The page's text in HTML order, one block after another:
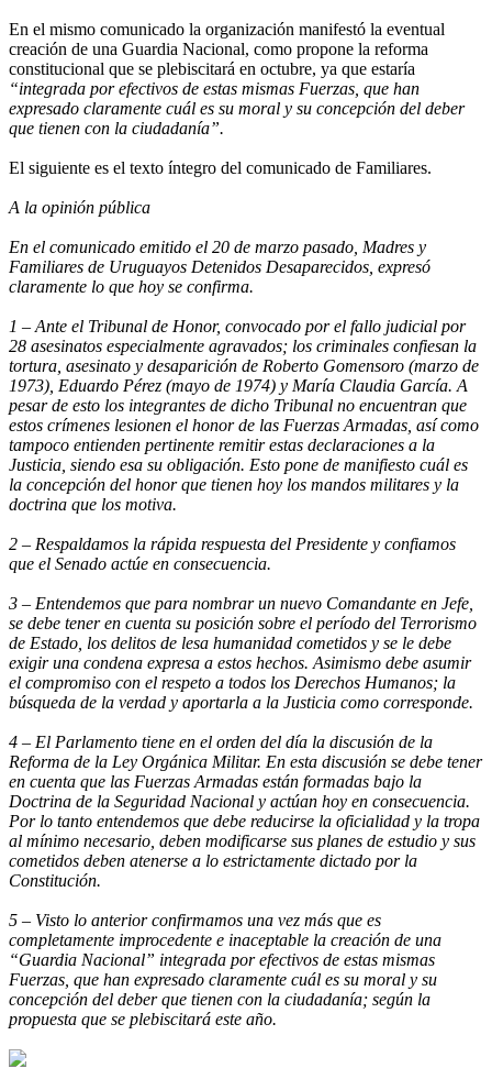
En el mismo comunicado la organización manifestó la eventual
creación de una Guardia Nacional, como propone la reforma
constitucional que se plebiscitará en octubre, ya que estaría
“integrada por efectivos de estas mismas Fuerzas, que han
expresado claramente cuál es su moral y su concepción del deber
que tienen con la ciudadanía”.
El siguiente es el texto íntegro del comunicado de Familiares.
A la opinión pública
En el comunicado emitido el 20 de marzo pasado, Madres y
Familiares de Uruguayos Detenidos Desaparecidos, expresó
claramente lo que hoy se confirma.
1 – Ante el Tribunal de Honor, convocado por el fallo judicial por
28 asesinatos especialmente agravados; los criminales confiesan la
tortura, asesinato y desaparición de Roberto Gomensoro (marzo de
1973), Eduardo Pérez (mayo de 1974) y María Claudia García. A
pesar de esto los integrantes de dicho Tribunal no encuentran que
estos crímenes lesionen el honor de las Fuerzas Armadas, así como
tampoco entienden pertinente remitir estas declaraciones a la
Justicia, siendo esa su obligación. Esto pone de manifiesto cuál es
la concepción del honor que tienen hoy los mandos militares y la
doctrina que los motiva.
2 – Respaldamos la rápida respuesta del Presidente y confiamos
que el Senado actúe en consecuencia.
3 – Entendemos que para nombrar un nuevo Comandante en Jefe,
se debe tener en cuenta su posición sobre el período del Terrorismo
de Estado, los delitos de lesa humanidad cometidos y se le debe
exigir una condena expresa a estos hechos. Asimismo debe asumir
el compromiso con el respeto a todos los Derechos Humanos; la
búsqueda de la verdad y aportarla a la Justicia como corresponde.
4 – El Parlamento tiene en el orden del día la discusión de la
Reforma de la Ley Orgánica Militar. En esta discusión se debe tener
en cuenta que las Fuerzas Armadas están formadas bajo la
Doctrina de la Seguridad Nacional y actúan hoy en consecuencia.
Por lo tanto entendemos que debe reducirse la oficialidad y la tropa
al mínimo necesario, deben modificarse sus planes de estudio y sus
cometidos deben atenerse a lo estrictamente dictado por la
Constitución.
5 – Visto lo anterior confirmamos una vez más que es
completamente improcedente e inaceptable la creación de una
“Guardia Nacional” integrada por efectivos de estas mismas
Fuerzas, que han expresado claramente cuál es su moral y su
concepción del deber que tienen con la ciudadanía; según la
propuesta que se plebiscitará este año.